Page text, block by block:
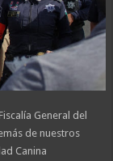
General del
de nuestros
Canina